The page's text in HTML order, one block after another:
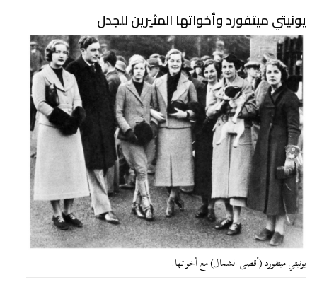
يونيتي ميتفورد وأخواتها المثيرين للجدل
يونيتي ميتفورد (أقصى الشمال) مع أخواتها.